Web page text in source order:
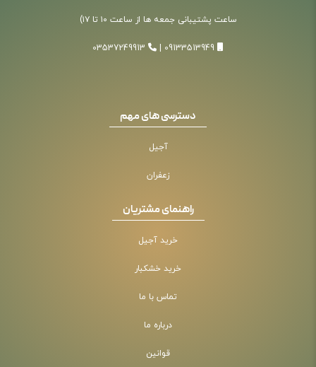
ساعت پشتیبانی جمعه ها از ساعت ۱۰ تا ۱۷)
09133513949
03537249913
دسترسی های مهم
آجیل
زعفران
راهنمای مشتریان
خرید آجیل
خرید خشکبار
تماس با ما
درباره ما
قوانین